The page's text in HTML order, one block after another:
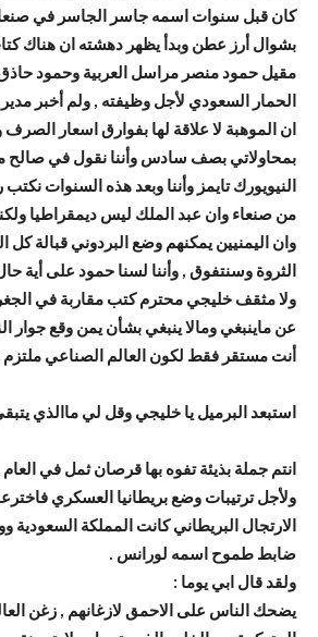
كان قبل سنوات اسمه جاسر الجاسر في
بشوال أرز عطن وبدأ يظهر دهشته ان هناك
مقيل حمود منصر مراسل العربية وحمود
الحمار السعودي لأجل وظيفته , ولم أخبر
ان الموهبة لا علاقة لها بفوارق اسعار الصرف
بمحاولاتي بصف سادس وأننا نقول في صالح
النيويورك تايمز وأننا وبعد هذه السنوات
من صنعاء وان عبد الملك ليس ديمقراطيا
وان اليمنيين يمكنهم وضع البردوني قبالة كل
الثروة وسنتفوق , وأننا لسنا حمود على أية
ولا مثقف خليجي محترم كتب مقاربة في
عن ماينبغي ومالا ينبغي بشأن يمن وقع جوار
أنت مستقر فقط لكون العالم الصناعي ملتزم
استبعد البرميل يا خليجي وقل لي ماالذي
ولأجل ترتيبات وضع بريطانيا العسكري
الارتجال البريطاني كانت المملكة السعودية
ضابط طموح اسمه لورانس .
ولقد قال ابي يوما :
يضحك الناس على الاحمق لازغانهم , زغن